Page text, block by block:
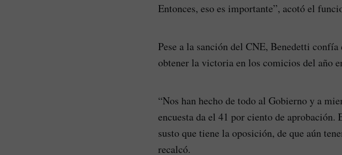
Entonces, eso es importante”, acotó el
Pese a la sanción del CNE, Benedetti
obtener la victoria en los comicios del año
“Nos han hecho de todo al Gobierno y a
encuesta da el 41 por ciento de aprobación.
susto que tiene la oposición, de que aún
recalcó.